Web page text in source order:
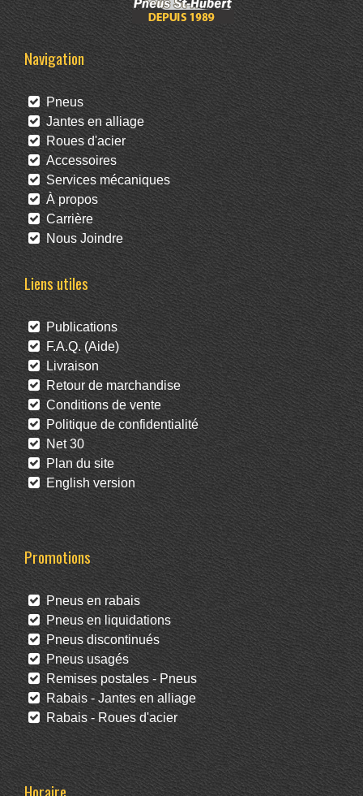
Navigation
Pneus
Jantes en alliage
Roues d'acier
Accessoires
Services mécaniques
À propos
Carrière
Nous Joindre
Liens utiles
Publications
F.A.Q. (Aide)
Livraison
Retour de marchandise
Conditions de vente
Politique de confidentialité
Net 30
Plan du site
English version
Promotions
Pneus en rabais
Pneus en liquidations
Pneus discontinués
Pneus usagés
Remises postales - Pneus
Rabais - Jantes en alliage
Rabais - Roues d'acier